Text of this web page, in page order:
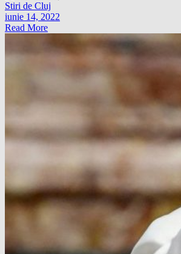
Stiri de Cluj
iunie 14, 2022
Read More